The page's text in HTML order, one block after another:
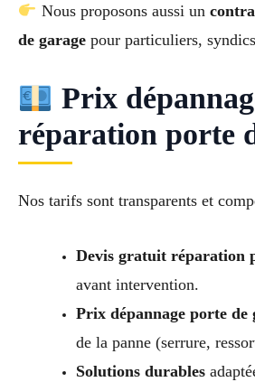
Nous proposons aussi un
de garage pour particuliers,
Prix
réparation porte
Nos tarifs sont transparents et
Devis gratuit réparation
avant intervention.
Prix dépannage porte de
de la panne (serrure,
Solutions durables